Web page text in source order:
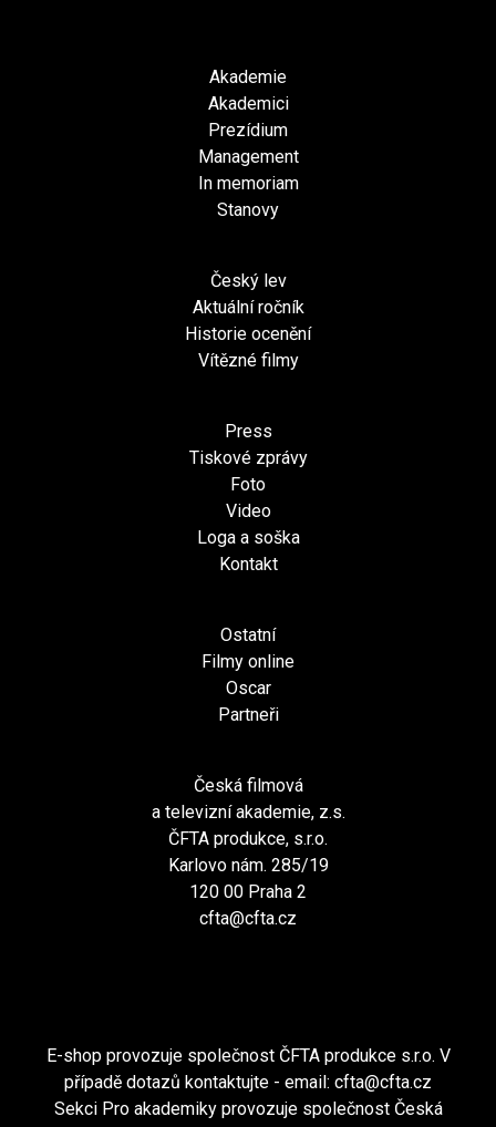
Akademie
Akademici
Prezídium
Management
In memoriam
Stanovy
Český lev
Aktuální ročník
Historie ocenění
Vítězné filmy
Press
Tiskové zprávy
Foto
Video
Loga a soška
Kontakt
Ostatní
Filmy online
Oscar
Partneři
Česká filmová
a televizní akademie, z.s.
ČFTA produkce, s.r.o.
Karlovo nám. 285/19
120 00 Praha 2
cfta@cfta.cz
E-shop provozuje společnost ČFTA produkce s.r.o. V
případě dotazů kontaktujte - email: cfta@cfta.cz
Sekci Pro akademiky provozuje společnost Česká